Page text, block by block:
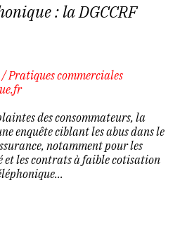
: la DGCCRF
/Pratiques commerciales
des consommateurs, la
enquête ciblant les abus dans le
notamment pour les
et les contrats à faible cotisation